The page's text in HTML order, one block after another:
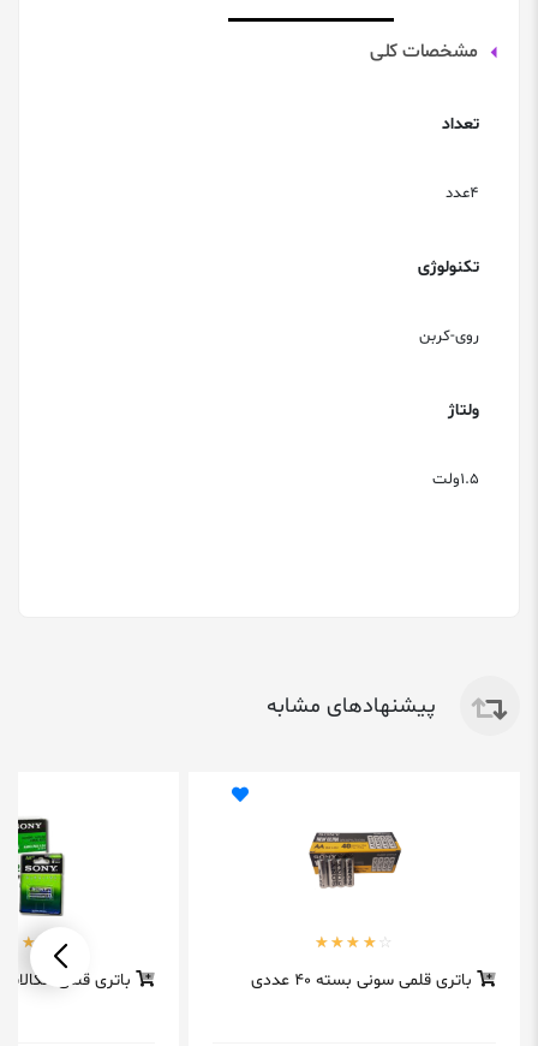
مشخصات کلی
تعداد
4عدد
تکنولوژی
روی-کربن
ولتاژ
1.5ولت
پیشنهادهای مشابه
باتری قلمی سونی بسته 40 عددی باتری قلمی